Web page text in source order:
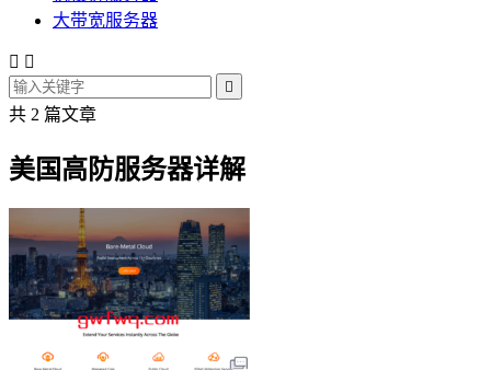
大带宽服务器
 

共 2 篇文章
美国高防服务器详解